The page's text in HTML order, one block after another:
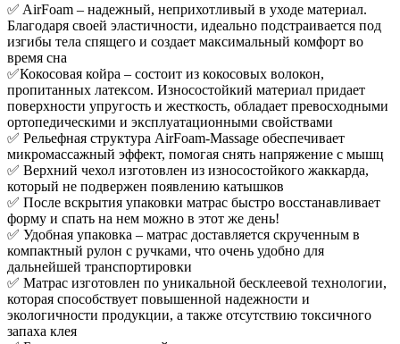
✅ AirFoam – надежный, неприхотливый в уходе материал.
Благодаря своей эластичности, идеально подстраивается под
изгибы тела спящего и создает максимальный комфорт во
время сна
✅Кокосовая койра – состоит из кокосовых волокон,
пропитанных латексом. Износостойкий материал придает
поверхности упругость и жесткость, обладает превосходными
ортопедическими и эксплуатационными свойствами
✅ Рельефная структура AirFoam-Massage обеспечивает
микромассажный эффект, помогая снять напряжение с мышц
✅ Верхний чехол изготовлен из износостойкого жаккарда,
который не подвержен появлению катышков
✅ После вскрытия упаковки матрас быстро восстанавливает
форму и спать на нем можно в этот же день!
✅ Удобная упаковка – матрас доставляется скрученным в
компактный рулон с ручками, что очень удобно для
дальнейшей транспортировки
✅ Матрас изготовлен по уникальной бесклеевой технологии,
которая способствует повышенной надежности и
экологичности продукции, а также отсутствию токсичного
запаха клея